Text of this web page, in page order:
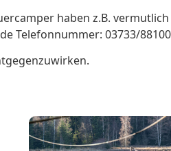
haben z.B.
Telefonnummer: 03733/88100